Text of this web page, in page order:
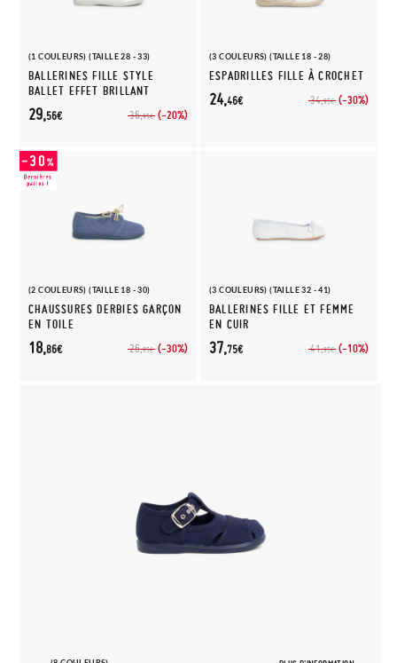
(1 COULEURS) (TAILLE 28 - 33)
BALLERINES FILLE STYLE
BALLET EFFET BRILLANT
36,95€ (-20%)
29,56€
(3 COULEURS) (TAILLE 18 - 28)
ESPADRILLES FILLE À CROCHET
34,95€ (-30%)
24,46€
(2 COULEURS) (TAILLE 18 - 30)
CHAUSSURES DERBIES GARÇON
EN TOILE
26,95€ (-30%)
18,86€
(3 COULEURS) (TAILLE 32 - 41)
BALLERINES FILLE ET FEMME
EN CUIR
41,95€ (-10%)
37,75€